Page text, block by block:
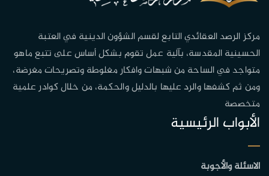
مركز الرصد العقائدي التابع لقسم الشؤون الدينية في العتبة
الحسينية المقدسة، بآلية عمل تقوم بشكل أساس على تتبع ماهو
متواجد في الساحة من شبهات وافكار مغلوطة وتصريحات مغرضة،
ومن ثم كشفها والرد عليها بالدليل والحكمة، من خلال كوادر علمية
متخصصة
الأبواب الرئيسية
الاسئلة والأجوبة